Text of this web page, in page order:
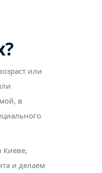
или
в
Киеве,
и делаем